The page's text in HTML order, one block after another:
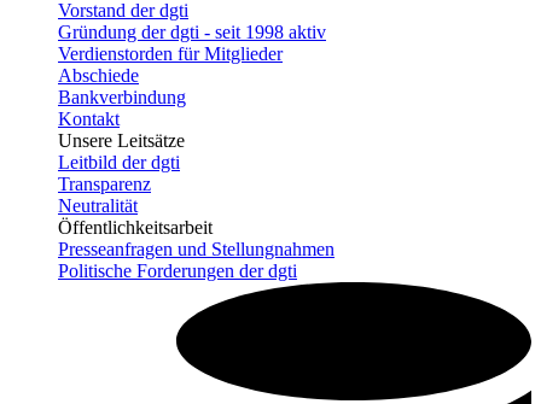
Vorstand der dgti
Gründung der dgti - seit 1998 aktiv
Verdienstorden für Mitglieder
Abschiede
Bankverbindung
Kontakt
Unsere Leitsätze
Leitbild der dgti
Transparenz
Neutralität
Öffentlichkeitsarbeit
Presseanfragen und Stellungnahmen
Politische Forderungen der dgti